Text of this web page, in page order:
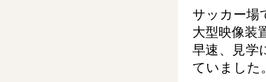
サッカー場
大型映像装
早速、見学
ていました